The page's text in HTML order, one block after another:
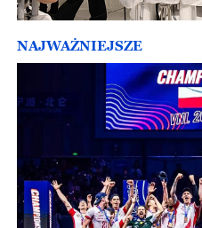
NAJWAŻNIEJSZE